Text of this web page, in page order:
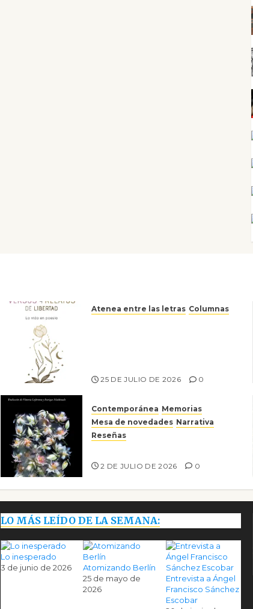
Atenea entre las letras Columnas
25 DE JULIO DE 2026 0
Contemporánea Memorias
Mesa de novedades Narrativa
Reseñas
2 DE JULIO DE 2026 0
LO MÁS LEÍDO DE LA SEMANA:
Lo inesperado
3 de junio de 2026
Atomizando Berlín
25 de mayo de
2026
Entrevista a Ángel
Francisco Sánchez
Escobar